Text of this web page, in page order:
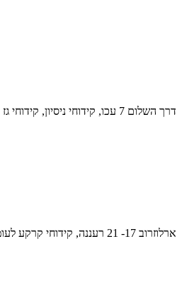
דרך השלום 7 עכו, קידוחי ניסיון, קידוחי גז קרקע ופיאזומטר
ארלוזרוב 17- 21 רעננה, קידוחי קרקע לעומק של 25 מטר